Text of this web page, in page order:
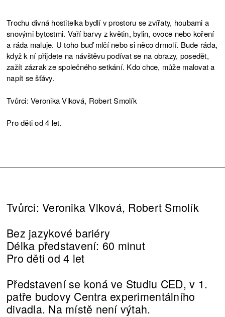
Trochu divná hostitelka bydlí v prostoru se zvířaty, houbami a
snovými bytostmi. Vaří barvy z květin, bylin, ovoce nebo koření
a ráda maluje. U toho buď mlčí nebo si něco drmolí. Bude ráda,
když k ní přijdete na návštěvu podívat se na obrazy, posedět,
zažít zázrak ze společného setkání. Kdo chce, může malovat a
napít se šťávy.
Tvůrci: Veronika Vlková, Robert Smolík
Pro děti od 4 let.
Tvůrci: Veronika Vlková, Robert Smolík
Bez jazykové bariéry
Délka představení: 60 minut
Pro děti od 4 let
Představení se koná ve Studiu CED, v 1.
patře budovy Centra experimentálního
divadla. Na místě není výtah.